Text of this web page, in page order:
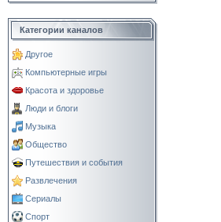
Категории каналов
Другое
Компьютерные игры
Красота и здоровье
Люди и блоги
Музыка
Общество
Путешествия и события
Развлечения
Сериалы
Спорт